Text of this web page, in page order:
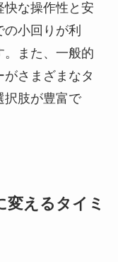
快な操作性と安
小回りが利
。また、一般的
さまざまなタ
択肢が豊富で
変えるタイミ